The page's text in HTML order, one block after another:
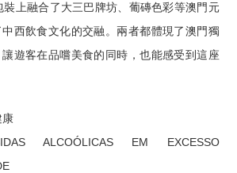
裝上融合了大三巴牌坊、葡磚色彩等澳門元
西飲食文化的交融。兩者都體現了澳門獨
遊客在品嚐美食的同時，也能感受到這座
康
ALCOÓLICAS EM EXCESSO